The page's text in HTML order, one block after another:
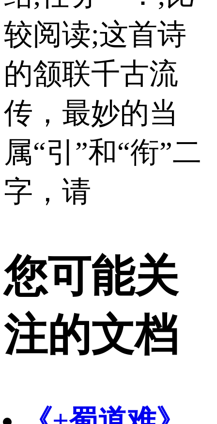
较阅读;这首诗
的颔联千古流
传，最妙的当
属“引”和“衔”二
字，请
您可能关
注的文档